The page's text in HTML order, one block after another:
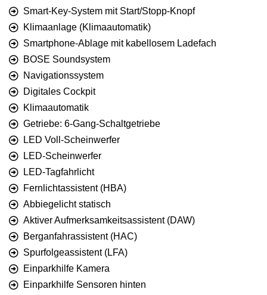
Smart-Key-System mit Start/Stopp-Knopf
Klimaanlage (Klimaautomatik)
Smartphone-Ablage mit kabellosem Ladefach
BOSE Soundsystem
Navigationssystem
Digitales Cockpit
Klimaautomatik
Getriebe: 6-Gang-Schaltgetriebe
LED Voll-Scheinwerfer
LED-Scheinwerfer
LED-Tagfahrlicht
Fernlichtassistent (HBA)
Abbiegelicht statisch
Aktiver Aufmerksamkeitsassistent (DAW)
Berganfahrassistent (HAC)
Spurfolgeassistent (LFA)
Einparkhilfe Kamera
Einparkhilfe Sensoren hinten